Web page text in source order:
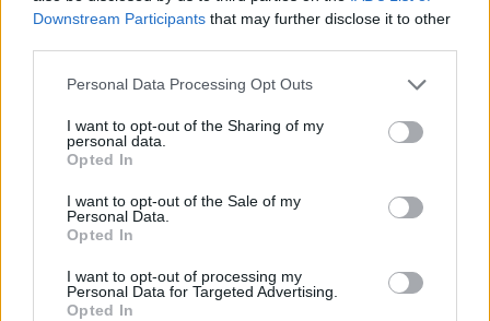
Downstream Participants that may further disclose it to other
Please note that this website/app uses one or more Google
not limited to your visit or usage behaviour. You may click to
grant or deny consent to Google and its third-party tags to
use your data for below specified purposes in below Google
consent section.
Personal Data Processing Opt Outs
I want to opt-out of the Sharing of my
personal data.
Opted In
I want to opt-out of the Sale of my
Personal Data.
Opted In
I want to opt-out of processing my
Personal Data for Targeted Advertising.
Opted In
préférable d'appliquer environ2 cm de pâte àla fois,
constitue en outre une dose sûre. En ce qui
concerne les enfants, la brosse à dents doit
contenir suffisamment de dentifrice pour
ressembler à un petit pois. En outre, il est conseillé
alterner entre différents
pour les enfants, car il s'agit d'un groupe pour lequel
il est particulièrement recommandé de renforcer les